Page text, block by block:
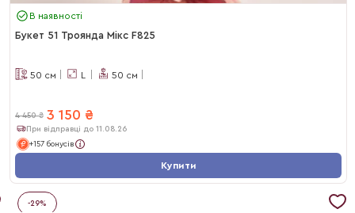
В наявності
Букет 51 Троянда Мікс F825
50 см L 50 см
4 450 ₴ 3 150 ₴
При відправці до 11.08.26
+157 бонусів
Купити
-29%